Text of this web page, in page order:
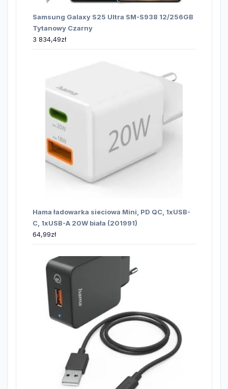
Samsung Galaxy S25 Ultra SM-S938 12/256GB
Tytanowy Czarny
3 834,49zł
Hama ładowarka sieciowa Mini, PD QC, 1xUSB-
C, 1xUSB-A 20W biała (201991)
64,99zł